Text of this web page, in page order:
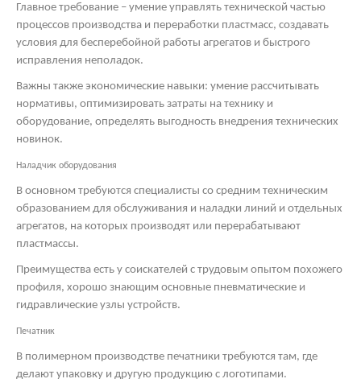
Главное требование – умение управлять технической частью
процессов производства и переработки пластмасс, создавать
условия для бесперебойной работы агрегатов и быстрого
исправления неполадок.
Важны также экономические навыки: умение рассчитывать
нормативы, оптимизировать затраты на технику и
оборудование, определять выгодность внедрения технических
новинок.
Наладчик оборудования
В основном требуются специалисты со средним техническим
образованием для обслуживания и наладки линий и отдельных
агрегатов, на которых производят или перерабатывают
пластмассы.
Преимущества есть у соискателей с трудовым опытом похожего
профиля, хорошо знающим основные пневматические и
гидравлические узлы устройств.
Печатник
В полимерном производстве печатники требуются там, где
делают упаковку и другую продукцию с логотипами.